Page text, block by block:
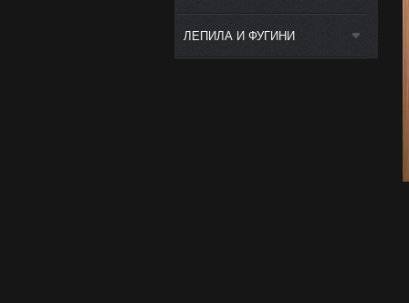
ЛЕПИЛА И ФУГИНИ